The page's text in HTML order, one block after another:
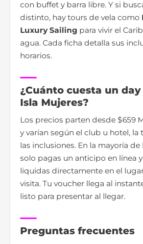
con buffet y barra libre. Y si
distinto, hay tours de vela como
Luxury Sailing para vivir el
agua. Cada ficha detalla sus
horarios.
¿Cuánto cuesta un day
Isla Mujeres?
Los precios parten desde $659
y varían según el club u hotel, la
las inclusiones. En la mayoría
solo pagas un anticipo en línea
liquidas directamente en el
visita. Tu voucher llega al
listo para presentar al llegar.
Preguntas frecuentes